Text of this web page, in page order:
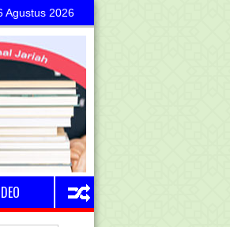
Agustus 2026